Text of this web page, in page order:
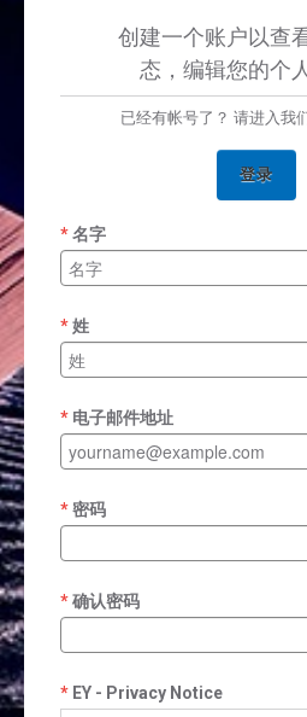
创建一个账户以查
态，编辑您的个
已经有帐号了？ 请进入我
登录
名字
姓
电子邮件地址
密码
确认密码
EY - Privacy Notice